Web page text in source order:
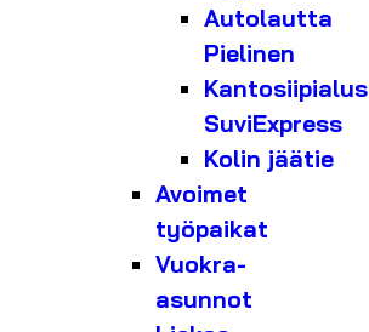
Autolautta
Pielinen
Kantosiipialus
SuviExpress
Kolin jäätie
Avoimet
työpaikat
Vuokra-
asunnot